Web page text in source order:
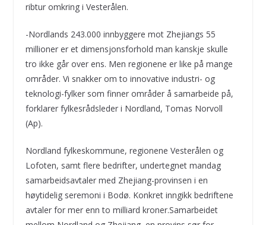
ribtur omkring i Vesterålen.
-Nordlands 243.000 innbyggere mot Zhejiangs 55
millioner er et dimensjonsforhold man kanskje skulle
tro ikke går over ens. Men regionene er like på mange
områder. Vi snakker om to innovative industri- og
teknologi-fylker som finner områder å samarbeide på,
forklarer fylkesrådsleder i Nordland, Tomas Norvoll
(Ap).
Nordland fylkeskommune, regionene Vesterålen og
Lofoten, samt flere bedrifter, undertegnet mandag
samarbeidsavtaler med Zhejiang-provinsen i en
høytidelig seremoni i Bodø. Konkret inngikk bedriftene
avtaler for mer enn to milliard kroner.Samarbeidet